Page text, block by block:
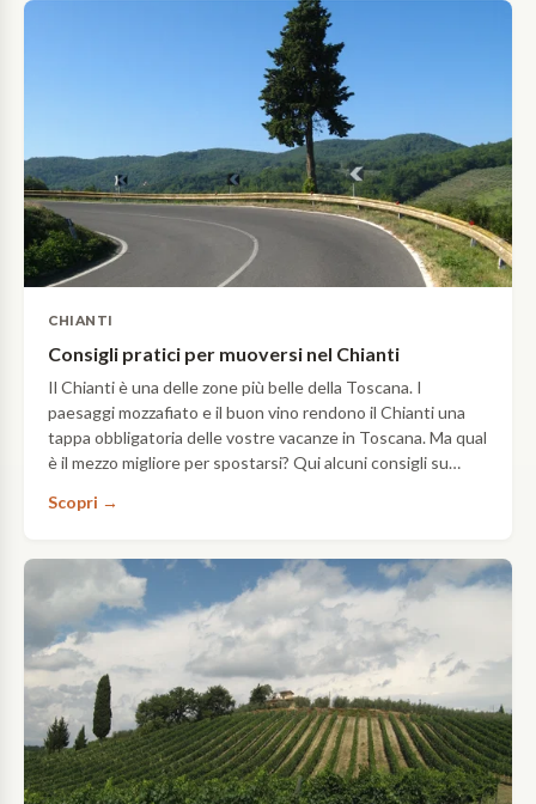
CHIANTI
Consigli pratici per muoversi nel Chianti
Il Chianti è una delle zone più belle della Toscana. I
paesaggi mozzafiato e il buon vino rendono il Chianti una
tappa obbligatoria delle vostre vacanze in Toscana. Ma qual
è il mezzo migliore per spostarsi? Qui alcuni consigli su
Scopri →